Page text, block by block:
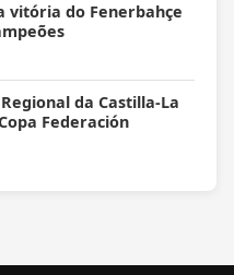
vitória do Fenerbahçe
da Castilla-La
Federación